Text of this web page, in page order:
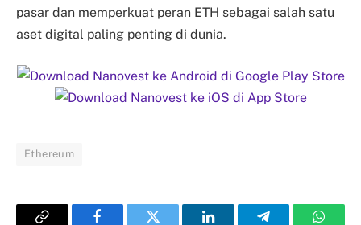
pasar dan memperkuat peran ETH sebagai salah satu
aset digital paling penting di dunia.
Ethereum